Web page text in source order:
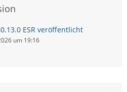
ESR veröffentlicht
um 19:16